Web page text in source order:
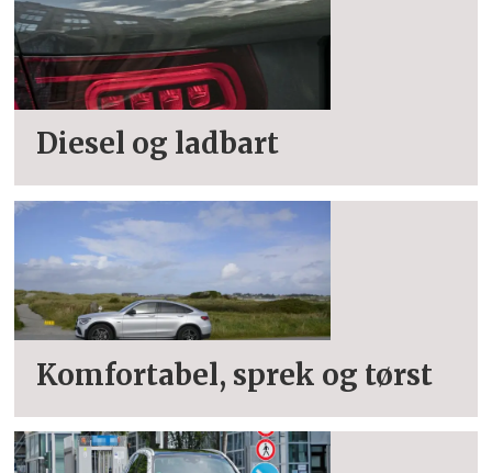
Diesel og ladbart
Komfortabel, sprek og tørst